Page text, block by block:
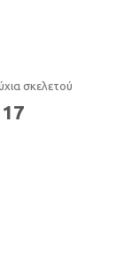
σκελετού